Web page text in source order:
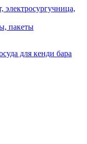
электросургучница,
пакеты
для кенди бара